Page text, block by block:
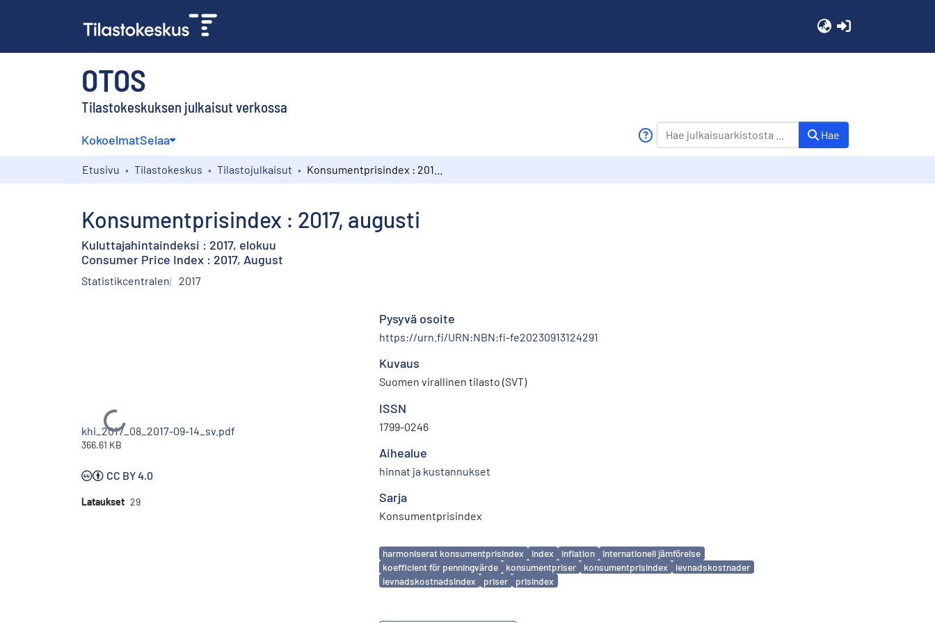
OTOS
Tilastokeskuksen julkaisut verkossa
KokoelmatSelaa Hae
Etusivu Tilastokeskus Tilastojulkaisut
Konsumentprisindex : 2017, augusti
Kuluttajahintaindeksi : 2017, elokuu
Consumer Price Index : 2017, August
Statistikcentralen 2017
Ladataan...
khi_2017_08_2017-09-14_sv.pdf
366.61 KB
CC BY 4.0
Lataukset 29
Pysyvä osoite
https://urn.fi/URN:NBN:fi-fe20230913124291
Kuvaus
Suomen virallinen tilasto (SVT)
ISSN
1799-0246
Aihealue
hinnat ja kustannukset
Sarja
Konsumentprisindex
Avainsanat
harmoniserat konsumentprisindex index inflation
internationell jämförelse
koefficient för penningvärde
konsumentpriser konsumentprisindex
levnadskostnader
levnadskostnadsindex
priser prisindex